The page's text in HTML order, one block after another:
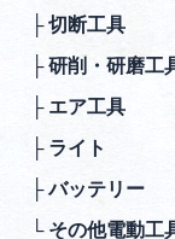
├ 切断⼯具
├ 研削・研磨⼯
├ エア⼯具
├ ライト
├ バッテリー
└ その他電動⼯